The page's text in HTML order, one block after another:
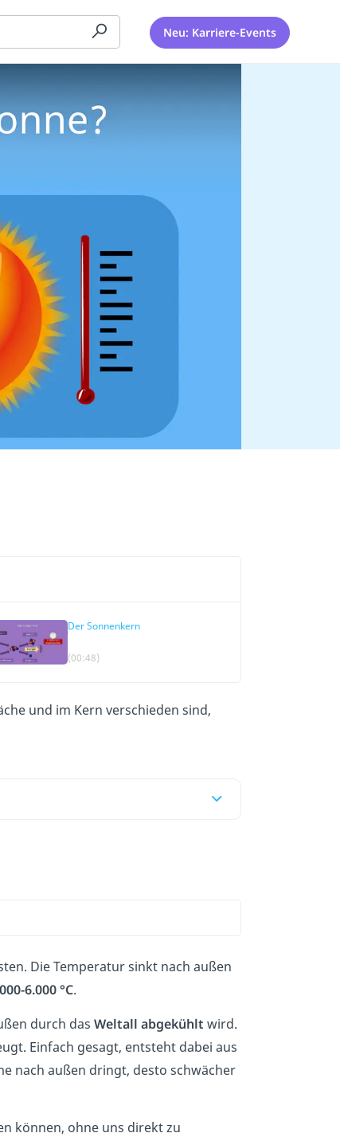
Neu: Karriere-Events
Der Sonnenkern
(00:48)
und im Kern verschieden sind,
Die Temperatur sinkt nach außen
6.000 °C.
durch das Weltall abgekühlt wird.
Einfach gesagt, entsteht dabei aus
nach außen dringt, desto schwächer
können, ohne uns direkt zu